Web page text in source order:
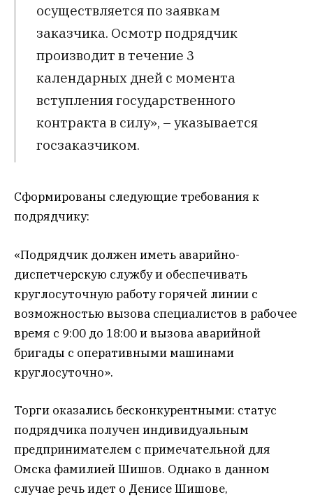
осуществляется по заявкам
заказчика. Осмотр подрядчик
производит в течение 3
календарных дней с момента
вступления государственного
контракта в силу», – указывается
госзаказчиком.
Сформированы следующие требования к
подрядчику:
«Подрядчик должен иметь аварийно-
диспетчерскую службу и обеспечивать
круглосуточную работу горячей линии с
возможностью вызова специалистов в рабочее
время с 9:00 до 18:00 и вызова аварийной
бригады с оперативными машинами
круглосуточно».
Торги оказались бесконкурентными: статус
подрядчика получен индивидуальным
предпринимателем с примечательной для
Омска фамилией Шишов. Однако в данном
случае речь идет о Денисе Шишове,